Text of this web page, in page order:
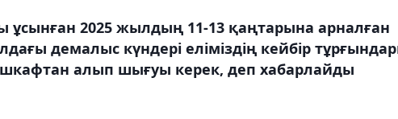
2025 жылдың 11-13 қаңтарына арналған
демалыс күндері еліміздің кейбір
алып шығуы керек, деп хабарлайды